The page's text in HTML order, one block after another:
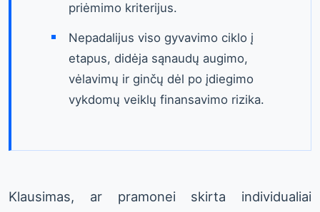
priėmimo kriterijus.
Nepadalijus viso gyvavimo ciklo į
etapus, didėja sąnaudų augimo,
vėlavimų ir ginčų dėl po įdiegimo
vykdomų veiklų finansavimo rizika.
Klausimas, ar pramonei skirta individualiai